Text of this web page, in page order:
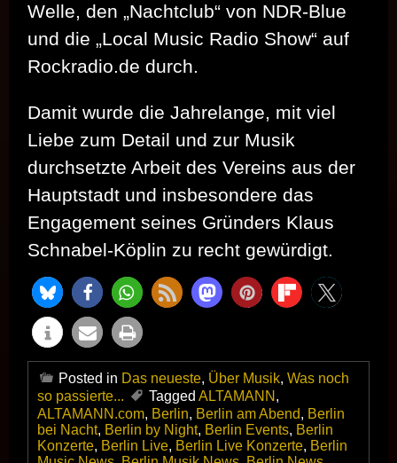
Welle, den „Nachtclub“ von NDR-Blue
und die „Local Music Radio Show“ auf
Rockradio.de durch.
Damit wurde die Jahrelange, mit viel
Liebe zum Detail und zur Musik
durchsetzte Arbeit des Vereins aus der
Hauptstadt und insbesondere das
Engagement seines Gründers Klaus
Schnabel-Köplin zu recht gewürdigt.
Posted in Das neueste, Über Musik, Was noch
so passierte...
Tagged ALTAMANN ,
ALTAMANN.com, Berlin, Berlin am Abend, Berlin
bei Nacht, Berlin by Night, Berlin Events, Berlin
Konzerte, Berlin Live, Berlin Live Konzerte, Berlin